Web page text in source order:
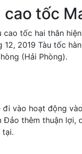
tốc
cao tốc hai thân
12, 2019 Tàu tốc
(Hải Phòng).
đi vào hoạt động
Đảo thêm thuận
tại.